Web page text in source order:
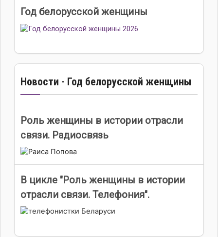
Год белорусской женщины
Новости - Год белорусской женщины
Роль женщины в истории отрасли
связи. Радиосвязь
В цикле "Роль женщины в истории
отрасли связи. Телефония".